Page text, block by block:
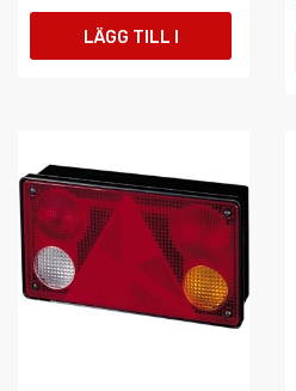
LÄGG TILL I